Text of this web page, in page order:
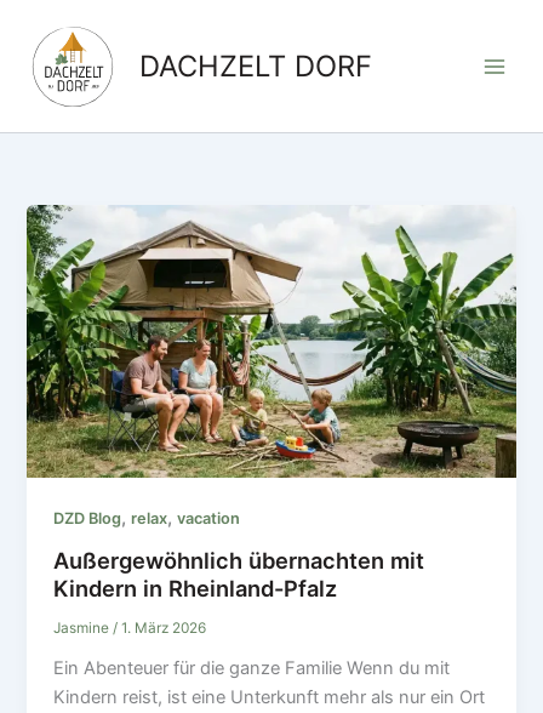
Inhalt
springen
DACHZELT DORF
DZD Blog,relax,vacation
Außergewöhnlich übernachten mit
Kindern in Rheinland-Pfalz
Jasmine/1. März 2026
Ein Abenteuer für die ganze Familie Wenn du mit
Kindern reist, ist eine Unterkunft mehr als nur ein Ort